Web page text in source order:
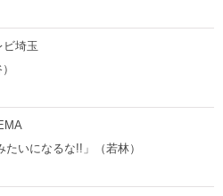
ビ埼玉
たいになるな!!」（若林）